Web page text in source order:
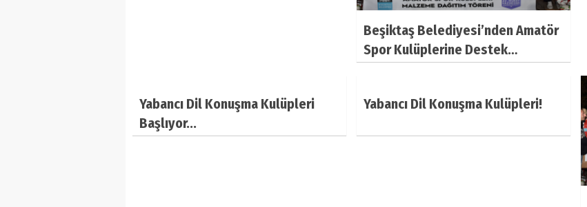
Beşiktaş Belediyesi’nden Amatör
Spor Kulüplerine Destek…
Yabancı Dil Konuşma Kulüpleri
Başlıyor...
Yabancı Dil Konuşma Kulüpleri!